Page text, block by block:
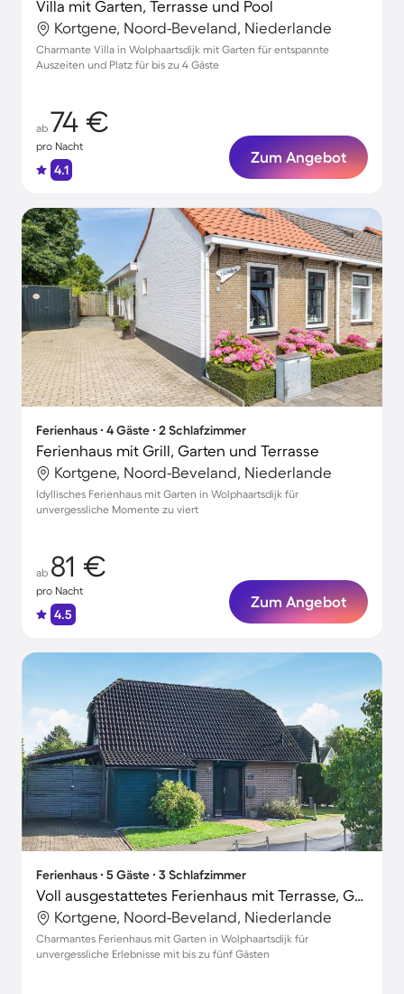
Villa mit Garten, Terrasse und Pool
Kortgene, Noord-Beveland, Niederlande
Charmante Villa in Wolphaartsdijk mit Garten für entspannte
Auszeiten und Platz für bis zu 4 Gäste
ab 74 €
pro Nacht
4.1
Zum Angebot
Ferienhaus ∙ 4 Gäste ∙ 2 Schlafzimmer
Ferienhaus mit Grill, Garten und Terrasse
Kortgene, Noord-Beveland, Niederlande
Idyllisches Ferienhaus mit Garten in Wolphaartsdijk für
unvergessliche Momente zu viert
ab 81 €
pro Nacht
4.5
Zum Angebot
Ferienhaus ∙ 5 Gäste ∙ 3 Schlafzimmer
Voll ausgestattetes Ferienhaus mit Terrasse, Garten und Grill | Neben dem Strand | Hunde erlaubt
Kortgene, Noord-Beveland, Niederlande
Charmantes Ferienhaus mit Garten in Wolphaartsdijk für
unvergessliche Erlebnisse mit bis zu fünf Gästen